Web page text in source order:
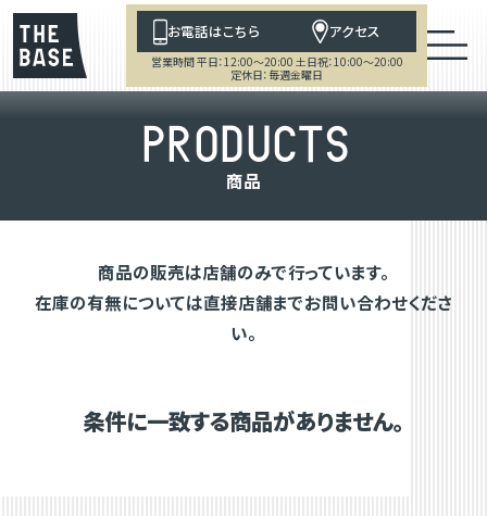
お電話はこちら アクセス
営業時間 平日：12:00～20:00 土日祝：10:00～20:00
定休日：毎週金曜日
PRODUCTS
商品
商品の販売は店舗のみで行っています。
在庫の有無については直接店舗までお問い合わせくださ
い。
条件に一致する商品がありません。